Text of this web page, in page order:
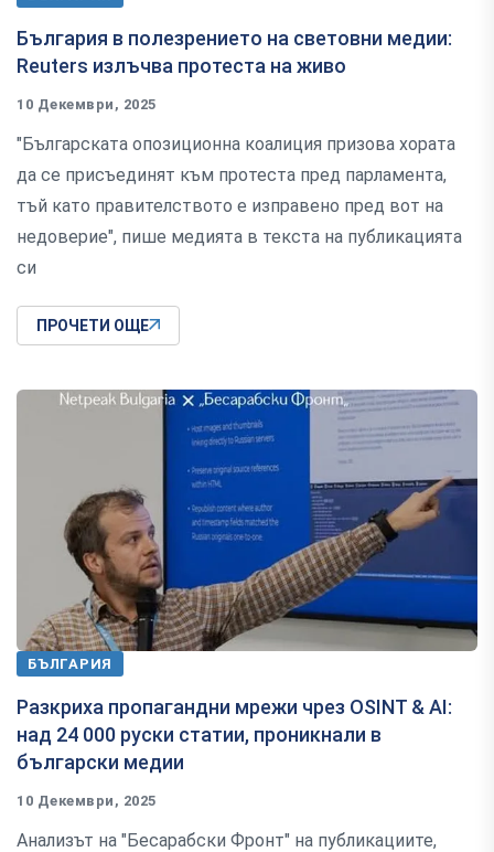
България в полезрението на световни медии:
Reuters излъчва протеста на живо
10 Декември, 2025
"Българската опозиционна коалиция призова хората
да се присъединят към протеста пред парламента,
тъй като правителството е изправено пред вот на
недоверие", пише медията в текста на публикацията
си
ПРОЧЕТИ ОЩЕ
БЪЛГАРИЯ
Разкриха пропагандни мрежи чрез OSINT & AI:
над 24 000 руски статии, проникнали в
български медии
10 Декември, 2025
Анализът на "Бесарабски Фронт" на публикациите,